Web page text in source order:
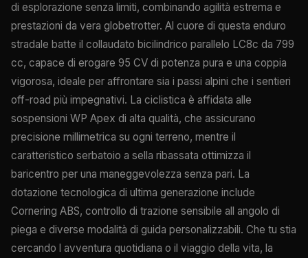
di esplorazione senza limiti, combinando agilità estrema e
prestazioni da vera globetrotter. Al cuore di questa enduro
stradale batte il collaudato bicilindrico parallelo LC8c da 799
cc, capace di erogare 95 CV di potenza pura e una coppia
vigorosa, ideale per affrontare sia i passi alpini che i sentieri
off-road più impegnativi. La ciclistica è affidata alle
sospensioni WP Apex di alta qualità, che assicurano
precisione millimetrica su ogni terreno, mentre il
caratteristico serbatoio a sella ribassata ottimizza il
baricentro per una maneggevolezza senza pari. La
dotazione tecnologica di ultima generazione include
Cornering ABS, controllo di trazione sensibile all angolo di
piega e diverse modalità di guida personalizzabili. Che tu stia
cercando l avventura quotidiana o il viaggio della vita, la